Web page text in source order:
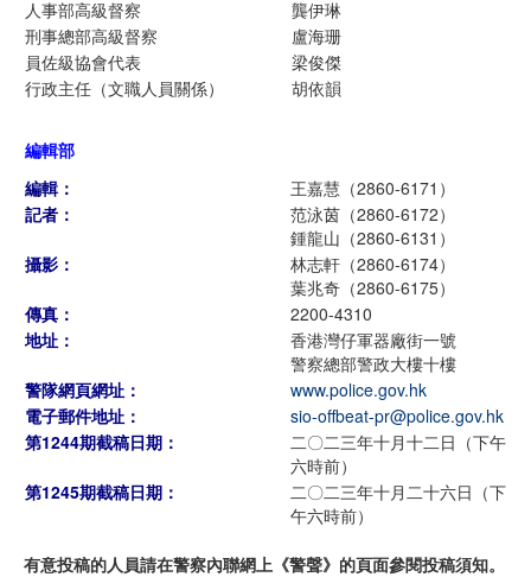
人事部高級督察
龔伊琳
刑事總部高級督察
盧海珊
員佐級協會代表
梁俊傑
行政主任（文職人員關係）
胡依韻
編輯部
編輯：
王嘉慧（2860-6171）
記者：
范泳茵（2860-6172）
鍾龍山（2860-6131）
攝影：
林志軒（2860-6174）
葉兆奇（2860-6175）
傳真：
2200-4310
地址：
香港灣仔軍器廠街一號
警察總部警政大樓十樓
警隊網頁網址：
www.police.gov.hk
電子郵件地址：
sio-offbeat-pr@police.gov.hk
第1244期截稿日期：
二〇二三年十月十二日（下午
六時前）
第1245期截稿日期：
二〇二三年十月二十六日（下
午六時前）
有意投稿的人員請在警察內聯網上《警聲》的頁面參閱投稿須知。